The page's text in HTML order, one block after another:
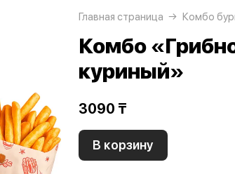
Главная страница Комбо
Комбо
куриный»
3090 ₸
В корзину